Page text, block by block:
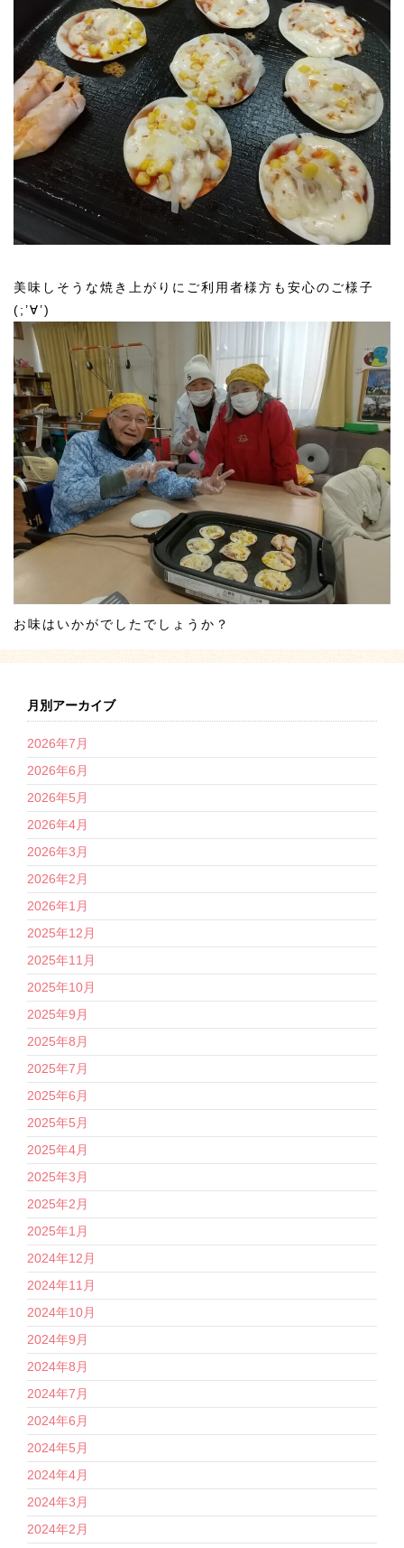
美味しそうな焼き上がりにご利用者様方も安心のご様子
(;’∀’)
お味はいかがでしたでしょうか？
月別アーカイブ
2026年7月
2026年6月
2026年5月
2026年4月
2026年3月
2026年2月
2026年1月
2025年12月
2025年11月
2025年10月
2025年9月
2025年8月
2025年7月
2025年6月
2025年5月
2025年4月
2025年3月
2025年2月
2025年1月
2024年12月
2024年11月
2024年10月
2024年9月
2024年8月
2024年7月
2024年6月
2024年5月
2024年4月
2024年3月
2024年2月